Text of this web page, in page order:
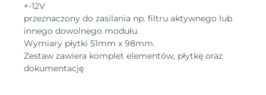
+-12V
przeznaczony do zasilania np. filtru aktywnego lub
innego dowolnego modułu.
Wymiary płytki 51mm x 98mm.
Zestaw zawiera komplet elementów, płytkę oraz
dokumentację